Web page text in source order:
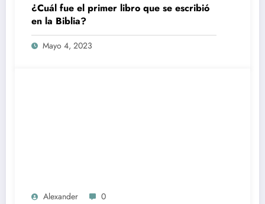
¿Cuál fue el primer libro que se escribió
en la Biblia?
Mayo 4, 2023
Alexander 0